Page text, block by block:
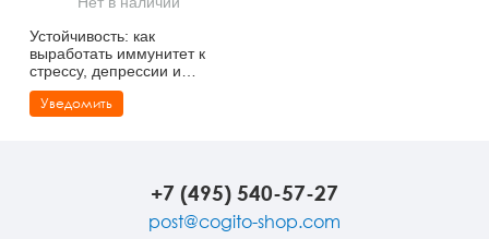
Сказкотерапия
Другие направления психотерапии
Психофизиология
Социальная психология
Учебная литература
Классический и юнгианский психоанализ
Устойчивость: как
выработать иммунитет к
стрессу, депрессии и
выгоранию
Уведомить
+7 (495) 540-57-27
post@cogito-shop.com